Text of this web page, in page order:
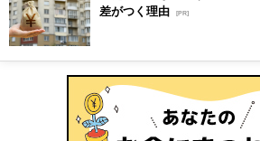
差がつく理由 [PR]